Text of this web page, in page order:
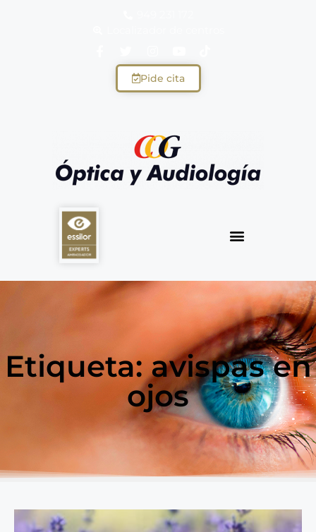
Pide cita
Etiqueta: avispas en
ojos